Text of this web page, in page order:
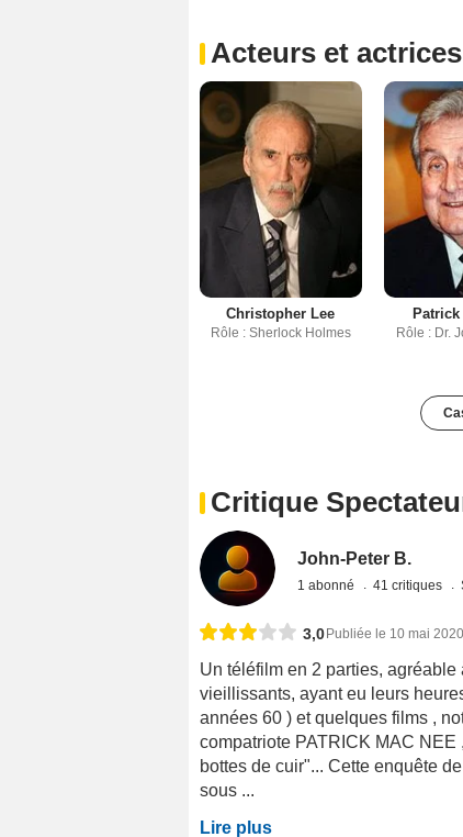
Acteurs et actrices
Christopher Lee
Rôle : Sherlock Holmes
Patrick
Rôle : Dr.
Critique
John-Peter B.
1 abonné 41 critiques
3,0 Publiée le 10 mai 2020
Un téléfilm en 2 parties,
vieillissants, ayant eu leurs
années 60 ) et quelques films ,
compatriote PATRICK MAC
bottes de cuir"... Cette enquête
sous ...
Lire plus